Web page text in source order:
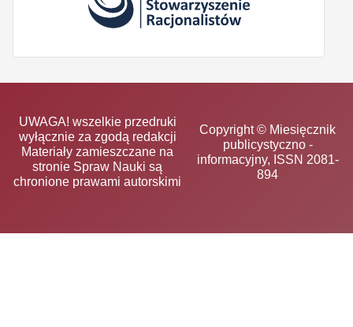
UWAGA! wszelkie przedruki
wyłącznie za zgodą redakcji
Materiały zamieszczane na
stronie Spraw Nauki są
chronione prawami autorskimi
Copyright © Miesięcznik
publicystyczno -
informacyjny, ISSN 2081-
894